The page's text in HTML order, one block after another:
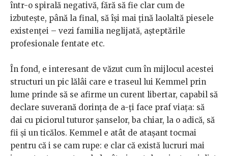
într-o spirală negativă, fără să fie clar cum de
izbutește, până la final, să își mai țină laolaltă piesele
existenței – vezi familia neglijată, așteptările
profesionale fentate etc.
În fond, e interesant de văzut cum în mijlocul acestei
structuri un pic lălâi care e traseul lui Kemmel prin
lume prinde să se afirme un curent libertar, capabil să
declare suverană dorința de a-ți face praf viața: să
dai cu piciorul tuturor șanselor, ba chiar, la o adică, să
fii și un ticălos. Kemmel e atât de atașant tocmai
pentru că i se cam rupe: e clar că există lucruri mai